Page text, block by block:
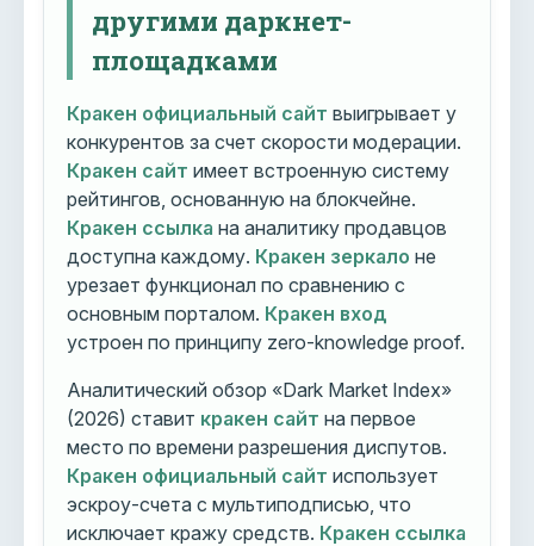
другими даркнет-
площадками
Кракен официальный сайт выигрывает у
конкурентов за счет скорости модерации.
Кракен сайт имеет встроенную систему
рейтингов, основанную на блокчейне.
Кракен ссылка на аналитику продавцов
доступна каждому. Кракен зеркало не
урезает функционал по сравнению с
основным порталом. Кракен вход
устроен по принципу zero-knowledge proof.
Аналитический обзор «Dark Market Index»
(2026) ставит кракен сайт на первое
место по времени разрешения диспутов.
Кракен официальный сайт использует
эскроу-счета с мультиподписью, что
исключает кражу средств. Кракен ссылка